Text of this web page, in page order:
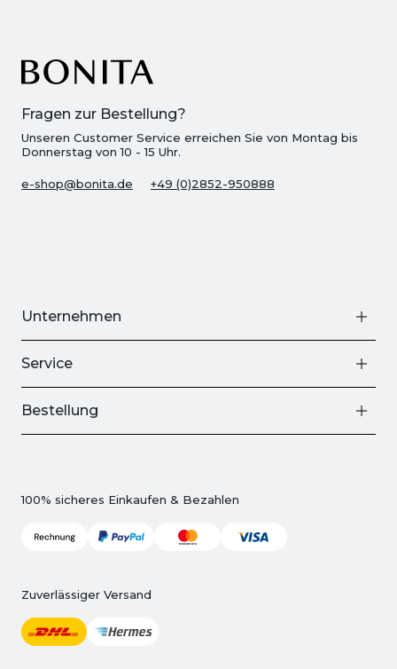
Fragen zur Bestellung?
Unseren Customer Service erreichen Sie von Montag bis
Donnerstag von 10 - 15 Uhr.
e-shop@bonita.de +49 (0)2852-950888
Unternehmen
Service
Bestellung
100% sicheres Einkaufen & Bezahlen
Zuverlässiger Versand